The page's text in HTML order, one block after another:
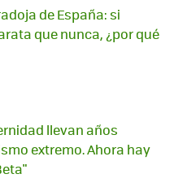
de España: si
que nunca, ¿por qué
llevan años
extremo. Ahora hay